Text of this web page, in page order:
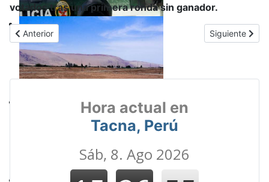
votados tras una primera ronda sin ganador.
Artículo anterior: DEFENSA AÉREA EN MARCHA: Gobierno
Anterior Artículo
Siguiente
Hora actual en
Tacna, Perú